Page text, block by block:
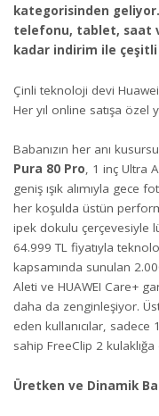
kategorisinden
telefonu, tablet, saat
kadar indirim ile çeşitli
Çinli teknoloji devi
Her yıl online satışa özel
Babanızın her anı
Pura 80 Pro, 1 inç Ultra
geniş ışık alımıyla gece
her koşulda üstün
ipek dokulu çerçevesiyle
64.999 TL fiyatıyla
kapsamında sunulan
Aleti ve HUAWEI Care+
daha da zenginleşiyor.
eden kullanıcılar,
sahip FreeClip 2
Üretken ve Dinamik